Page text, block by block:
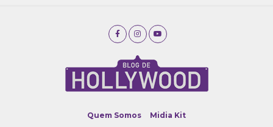
Quem Somos Midia Kit